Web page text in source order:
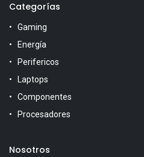
Categorías
Gaming
Energía
Perifericos
Laptops
Componentes
Procesadores
Nosotros